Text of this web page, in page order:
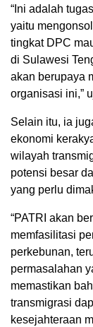
“Ini adalah
yaitu
tingkat DPC
di Sulawesi
akan berupaya
organisasi ini,”
Selain itu, ia
ekonomi
wilayah
potensi besar
yang perlu
“PATRI akan
memfasilitasi
perkebunan,
permasalahan
memastikan
transmigrasi
kesejahteraan